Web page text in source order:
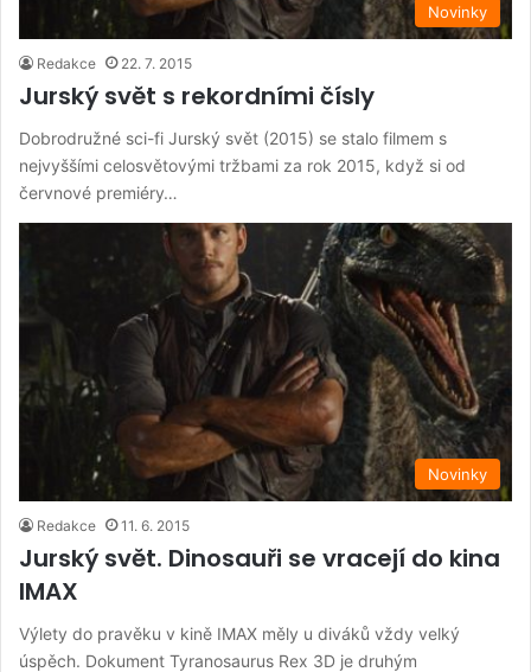
Novinky
Redakce 22. 7. 2015
Jurský svět s rekordními čísly
Dobrodružné sci-fi Jurský svět (2015) se stalo filmem s
nejvyššími celosvětovými tržbami za rok 2015, když si od
červnové premiéry…
Novinky
Redakce 11. 6. 2015
Jurský svět. Dinosauři se vracejí do kina
IMAX
Výlety do pravěku v kině IMAX měly u diváků vždy velký
úspěch. Dokument Tyranosaurus Rex 3D je druhým